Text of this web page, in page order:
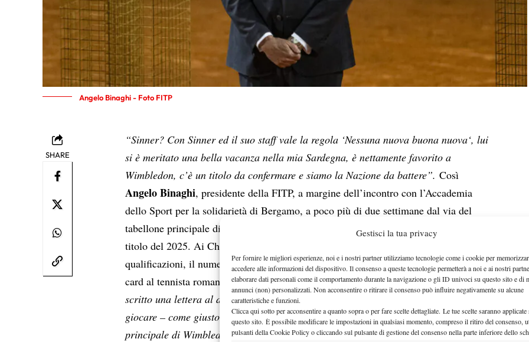
Gestisci la tua privacy
Per fornire le migliori esperienze, noi e i nostri partner utilizziamo tecnologie come i cookie per
accedere alle informazioni del dispositivo. Il consenso a queste tecnologie permetterà a noi e ai nostri
elaborare dati personali come il comportamento durante la navigazione o gli ID univoci su questo sito e di
annunci (non) personalizzati. Non acconsentire o ritirare il consenso può influire negativamente su alcune
caratteristiche e funzioni.
Clicca qui sotto per acconsentire a quanto sopra o per fare scelte dettagliate. Le tue scelte saranno applicate
questo sito. È possibile modificare le impostazioni in qualsiasi momento, compreso il ritiro del consenso,
pulsanti della Cookie Policy o cliccando sul pulsante di gestione del consenso nella parte inferiore dello
Angelo Binaghi - Foto FITP
SHARE
“Sinner? Con Sinner ed il suo staff vale la regola ‘Nessuna nuova buona nuova‘, lui
si è meritato una bella vacanza nella mia Sardegna, è nettamente favorito a
Wimbledon, c’è un titolo da confermare e siamo la Nazione da battere”.Così
Angelo Binaghi, presidente della FITP, a margine dell’incontro con l’Accademia
dello Sport per la solidarietà di Bergamo, a poco più di due settimane dal via del
tabellone principale di Wimbledon, dove
Jannik Sinner
sarà chiamato a difendere il
titolo del 2025. Ai Championships
qualificazioni, il numero uno FITP si è mosso per cercare di far assegnare una wild
card al tennista romano, finalista a Londra nel 2021: “Wild card a Berrettini? Ho
scritto una lettera al direttore di Wimbledon, e siamo fiduciosi che Matteo possa
giocare – come giusto che sia visto gli ultimi risultati – direttamente nel tabellone
principale di Wimbledon”.